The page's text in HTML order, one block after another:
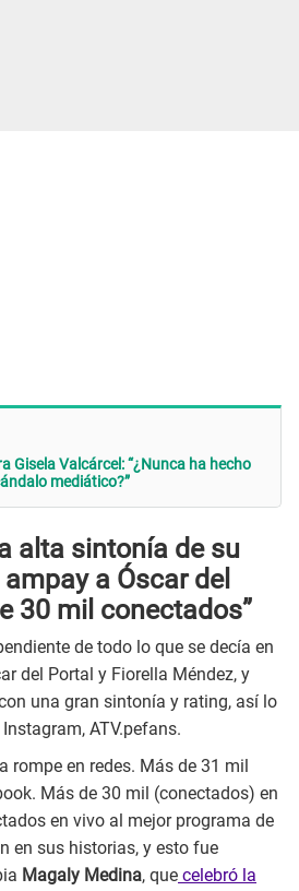
Gisela Valcárcel: “¿Nunca ha hecho
mediático?”
alta sintonía de su
a Óscar del
30 mil conectados”
de todo lo que se decía en
del Portal y Fiorella Méndez, y
una gran sintonía y rating, así lo
ATV.pefans.
rompe en redes. Más de 31 mil
Más de 30 mil (conectados) en
en vivo al mejor programa de
en sus historias, y esto fue
Magaly Medina, que celebró la